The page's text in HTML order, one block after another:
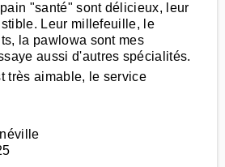
"santé" sont délicieux, leur
Leur millefeuille, le
la pawlowa sont mes
aussi d'autres spécialités.
très aimable, le service